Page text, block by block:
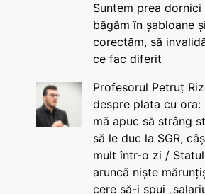
Suntem prea dornici
băgăm în șabloane
corectăm, să
ce fac diferit
Profesorul Petruț
despre plata cu ora:
mă apuc să strâng
să le duc la SGR,
mult într-o zi /
aruncă niște
cere să-i spui